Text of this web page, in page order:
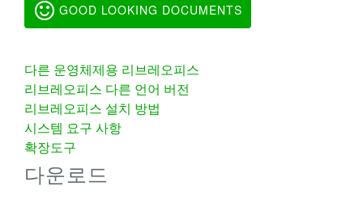
GOOD LOOKING DOCUMENTS
다른 운영체제용 리브레오피스
리브레오피스 다른 언어 버전
리브레오피스 설치 방법
시스템 요구 사항
확장도구
다운로드